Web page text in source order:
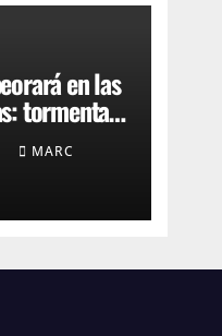
en las
tormentas
de
MARC